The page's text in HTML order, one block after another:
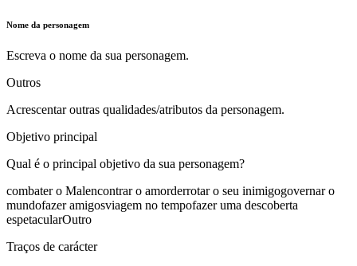
Nome da personagem
Escreva o nome da sua personagem.
Outros
Acrescentar outras qualidades/atributos da personagem.
Objetivo principal
Qual é o principal objetivo da sua personagem?
combater o Malencontrar o amorderrotar o seu inimigogovernar o
mundofazer amigosviagem no tempofazer uma descoberta
espetacularOutro
Traços de carácter